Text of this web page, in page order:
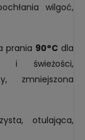
wilgoć,
prania 90°C dla
i świeżości,
zmniejszona
otulająca,